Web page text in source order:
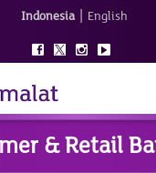
Indonesia | English
& Retail